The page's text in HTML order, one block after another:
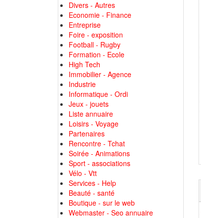
Divers - Autres
Economie - Finance
Entreprise
Foire - exposition
Football - Rugby
Formation - Ecole
High Tech
Immobilier - Agence
Industrie
Informatique - Ordi
Jeux - jouets
Liste annuaire
Loisirs - Voyage
Partenaires
Rencontre - Tchat
Soirée - Animations
Sport - associations
Vélo - Vtt
Services - Help
Beauté - santé
Boutique - sur le web
Webmaster - Seo annuaire